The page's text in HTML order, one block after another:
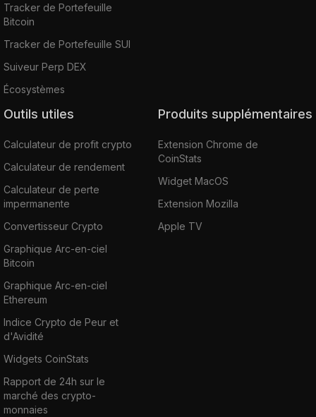
Tracker de Portefeuille
Bitcoin
Tracker de Portefeuille SUI
Suiveur Perp DEX
Écosystèmes
Outils utiles
Calculateur de profit crypto
Calculateur de rendement
Calculateur de perte
impermanente
Convertisseur Crypto
Graphique Arc-en-ciel
Bitcoin
Graphique Arc-en-ciel
Ethereum
Indice Crypto de Peur et
d'Avidité
Widgets CoinStats
Rapport de 24h sur le
marché des crypto-
monnaies
Produits supplémentaires
Extension Chrome de
CoinStats
Widget MacOS
Extension Mozilla
Apple TV